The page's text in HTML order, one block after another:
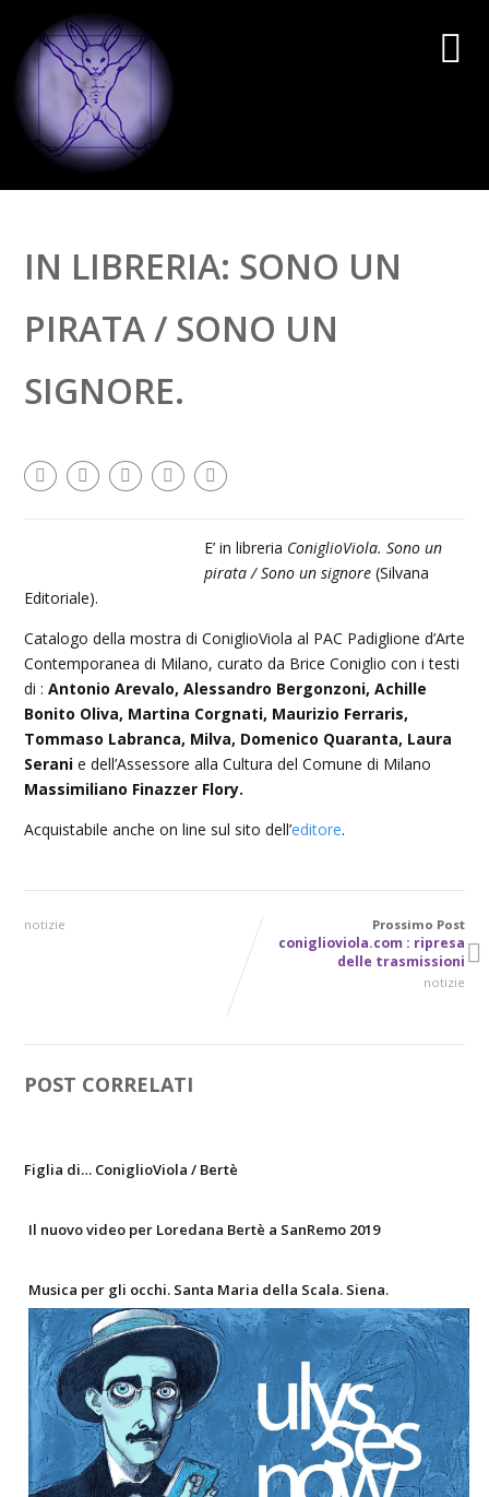
IN LIBRERIA: SONO UN
PIRATA / SONO UN
SIGNORE.
E’ in libreria ConiglioViola. Sono un
pirata / Sono un signore(Silvana
Editoriale).
Catalogo della mostra di ConiglioViola al PAC Padiglione d’Arte
Contemporanea di Milano, curato da Brice Coniglio con i testi
di : Antonio Arevalo, Alessandro Bergonzoni, Achille
Bonito Oliva, Martina Corgnati, Maurizio Ferraris,
Tommaso Labranca, Milva, Domenico Quaranta, Laura
Seranie dell’Assessore alla Cultura del Comune di Milano
Massimiliano Finazzer Flory.
Acquistabile anche on line sul sito dell’editore.
notizie Prossimo Post
coniglioviola.com : ripresa
delle trasmissioni
notizie
POST CORRELATI
Figlia di… ConiglioViola / Bertè
Il nuovo video per Loredana Bertè a SanRemo 2019
Musica per gli occhi. Santa Maria della Scala. Siena.